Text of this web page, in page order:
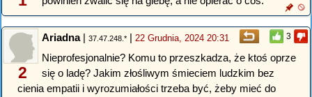
3
2
Ariadna| 37.47.248.* | 22 Grudnia, 2024 20:31
Nieprofesjonalnie? Komu to przeszkadza, że ktoś oprze
się o ladę? Jakim złośliwym śmieciem ludzkim bez
cienia empatii i wyrozumiałości trzeba być, żeby mieć do